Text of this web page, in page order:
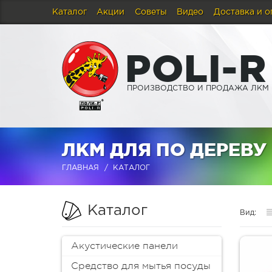
Каталог Акции Советы Видео Доставка и
POLI-R
ПРОИЗВОДСТВО И ПРОДАЖА ЛКМ
ЛКМ ДЛЯ ПО ДЕРЕВУ
ГЛАВНАЯ КАТАЛОГ
Каталог
Акустические панели
Средство для мытья посуды
Вид: